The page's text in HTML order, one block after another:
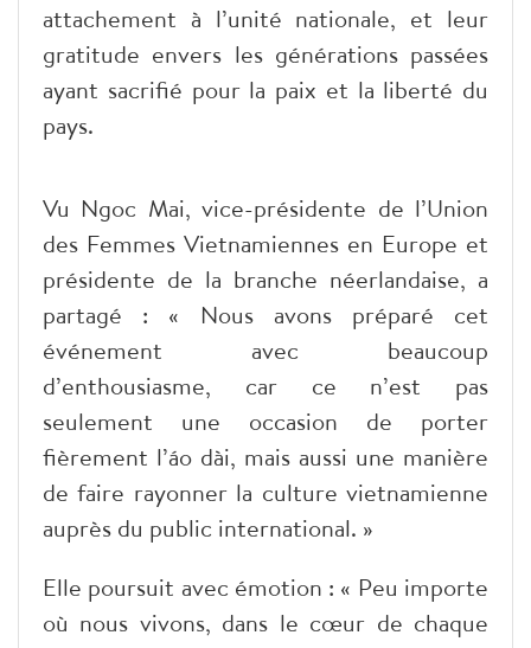
attachement à l’unité nationale, et leur
gratitude envers les générations passées
ayant sacrifié pour la paix et la liberté du
pays.
Vu Ngoc Mai, vice-présidente de l’Union
des Femmes Vietnamiennes en Europe et
présidente de la branche néerlandaise, a
partagé : « Nous avons préparé cet
événement avec beaucoup
d’enthousiasme, car ce n’est pas
seulement une occasion de porter
fièrement l’áo dài, mais aussi une manière
de faire rayonner la culture vietnamienne
auprès du public international. »
Elle poursuit avec émotion : « Peu importe
où nous vivons, dans le cœur de chaque